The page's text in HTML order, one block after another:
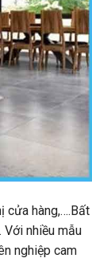
cửa hàng,….Bất
nhiều mẫu
nghiệp cam